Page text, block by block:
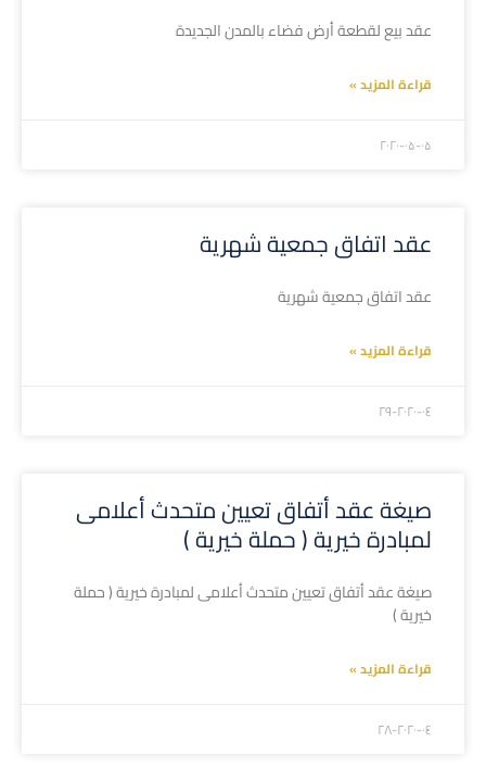
عقد بيع لقطعة أرض فضاء بالمدن الجديدة
قراءة المزيد »
۲۰۲۰-۰۵-۰۵
عقد اتفاق جمعية شهرية
عقد اتفاق جمعية شهرية
قراءة المزيد »
۲۰۲۰-۰٤-۲۹
صيغة عقد أتفاق تعيين متحدث أعلامى
لمبادرة خيرية ( حملة خيرية )
صيغة عقد أتفاق تعيين متحدث أعلامى لمبادرة خيرية ( حملة
خيرية )
قراءة المزيد »
۲۰۲۰-۰٤-۲۸